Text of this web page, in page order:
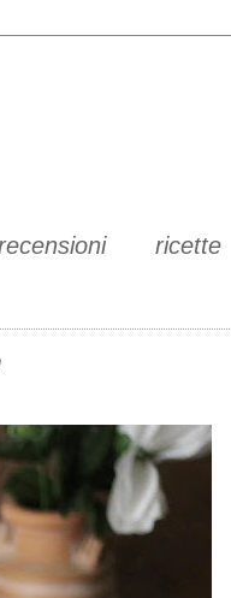
ricette